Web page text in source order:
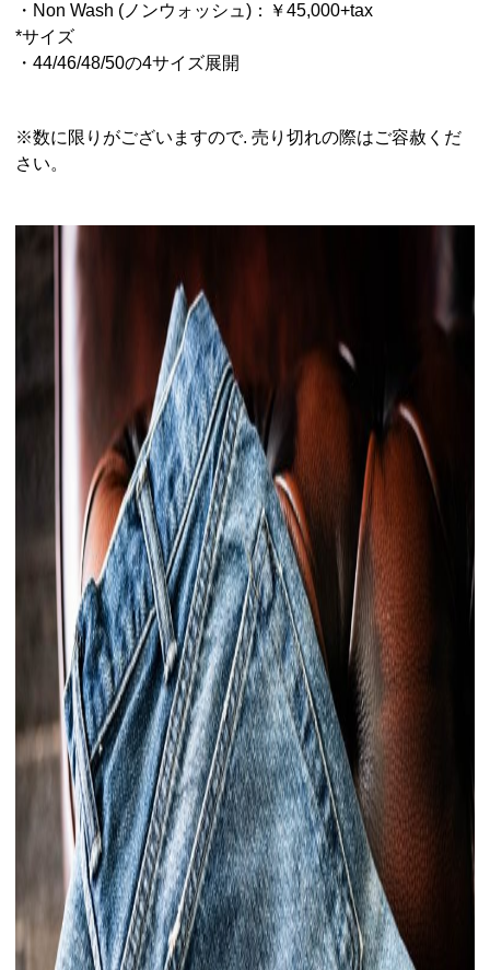
・Non Wash (ノンウォッシュ)：￥45,000+tax
*サイズ
・44/46/48/50の4サイズ展開
※数に限りがございますので. 売り切れの際はご容赦くだ
さい。